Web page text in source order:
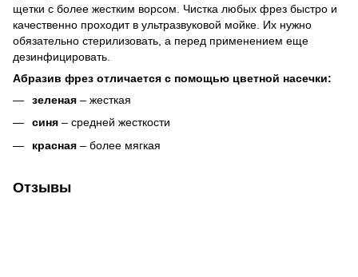
щетки с более жестким ворсом. Чистка любых фрез быстро и
качественно проходит в ультразвуковой мойке. Их нужно
обязательно стерилизовать, а перед применением еще
дезинфицировать.
Абразив фрез отличается с помощью цветной насечки:
зеленая – жесткая
синя – средней жесткости
красная – более мягкая
Отзывы